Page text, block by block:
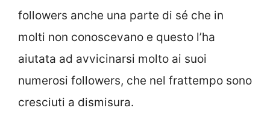
followers anche una parte di sé che in
molti non conoscevano e questo l’ha
aiutata ad avvicinarsi molto ai suoi
numerosi followers, che nel frattempo sono
cresciuti a dismisura.